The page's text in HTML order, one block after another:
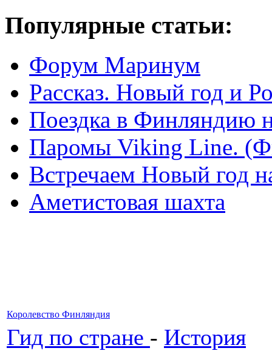
Популярные статьи:
Форум Маринум
Рассказ. Новый год и
Поездка в Финляндию
Паромы Viking Line.
Встречаем Новый год
Аметистовая шахта
Королевство Финляндия
Гид по стране - История